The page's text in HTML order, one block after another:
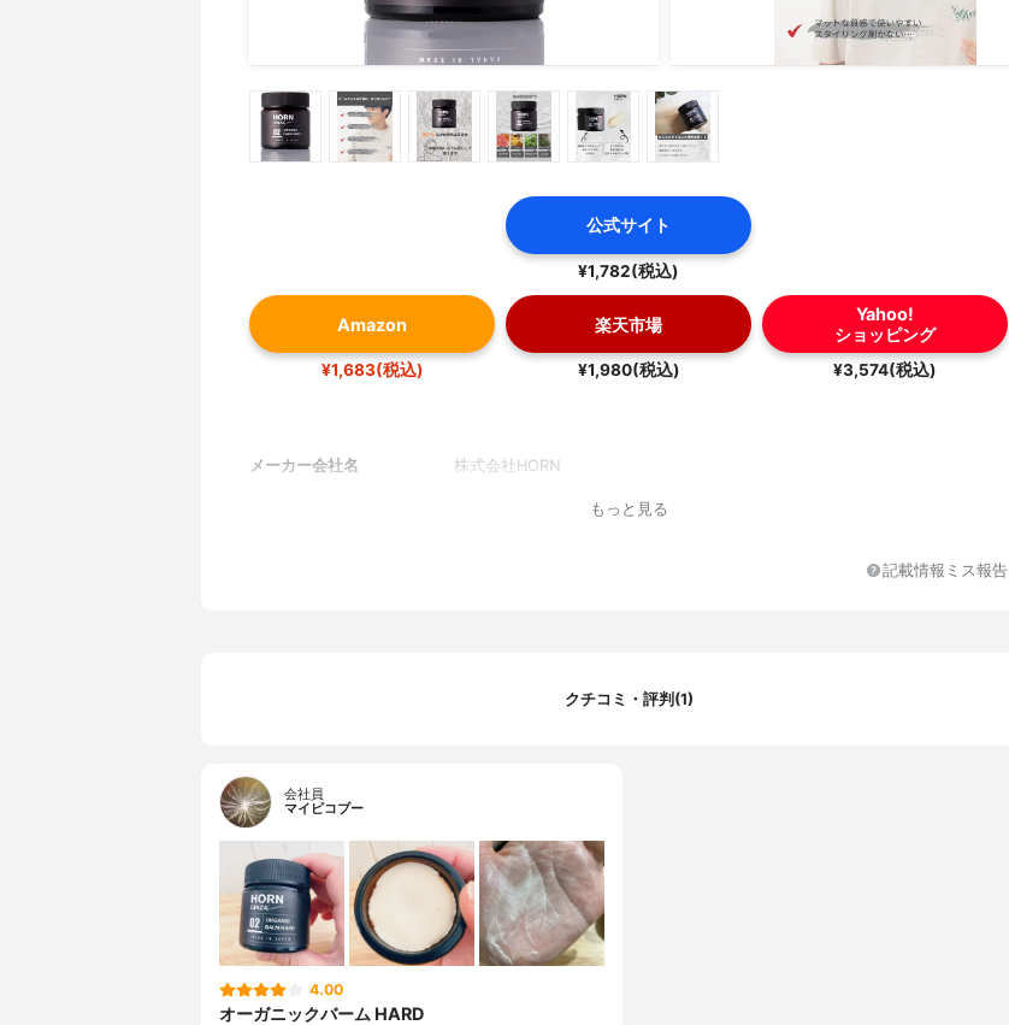
公式サイト
¥1,782(税込)
Amazon
¥1,683(税込)
楽天市場
¥1,980(税込)
Yahoo!
ショッピング
¥3,574(税込)
メーカー会社名 株式会社HORN
もっと見る
記載情報ミス報告
クチコミ・評判(1)
会社員
マイピコブー
4.00
オーガニックバーム HARD